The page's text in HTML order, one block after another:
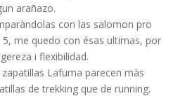
arañazo.
con las salomon pro
5, me quedo con ésas ultimas, por
i flexibilidad.
zapatillas Lafuma parecen màs
de trekking que de running.